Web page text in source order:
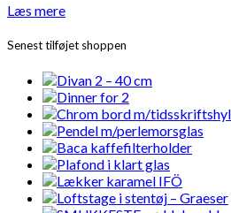
Læs mere
Senest tilføjet shoppen